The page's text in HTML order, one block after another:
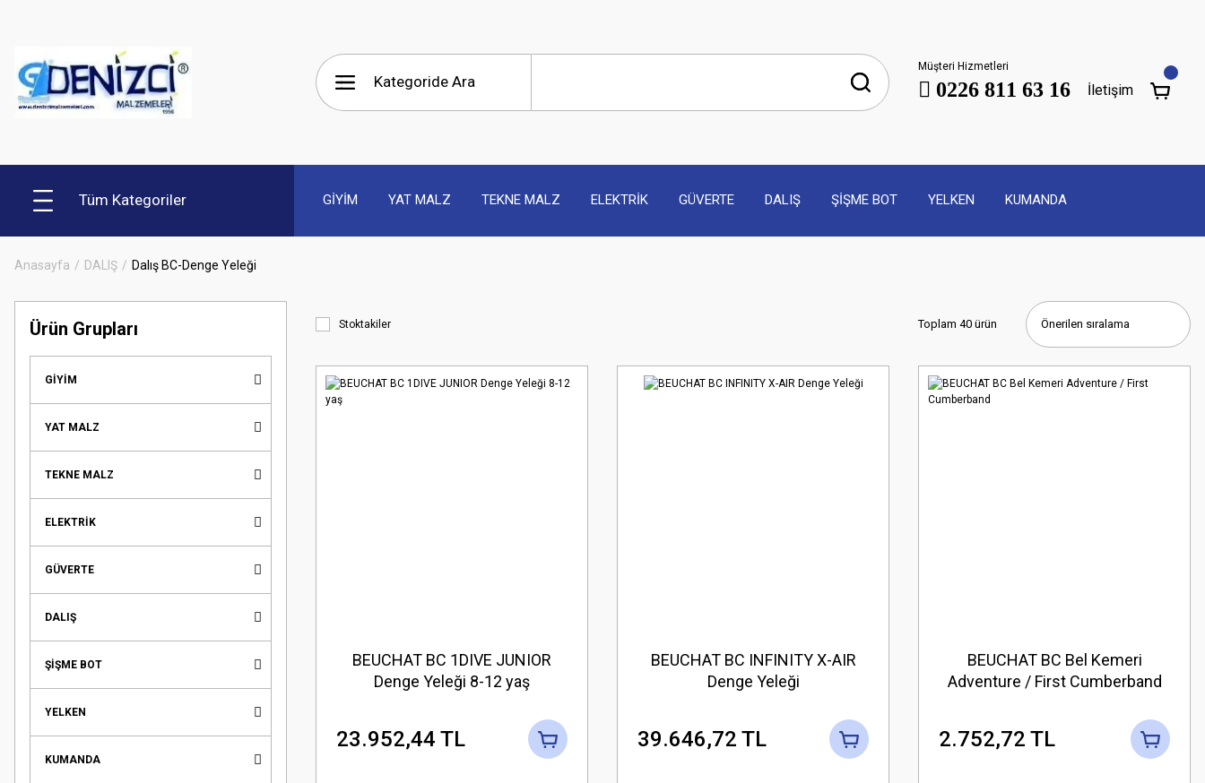
Müşteri Hizmetleri
0226 811 63 16 İletişim
Tüm Kategoriler GİYİM YAT MALZ TEKNE MALZ ELEKTRİK GÜVERTE DALIŞ ŞİŞME BOT YELKEN KUMANDA
Anasayfa DALIŞ Dalış BC-Denge Yeleği
Ürün Grupları
GİYİM
YAT MALZ
TEKNE MALZ
ELEKTRİK
GÜVERTE
DALIŞ
ŞİŞME BOT
YELKEN
KUMANDA
Stoktakiler Toplam 40 ürün
BEUCHAT BC 1DIVE JUNIOR
Denge Yeleği 8-12 yaş
23.952,44 TL
BEUCHAT BC INFINITY X-AIR
Denge Yeleği
39.646,72 TL
BEUCHAT BC Bel Kemeri
Adventure / First Cumberband
2.752,72 TL